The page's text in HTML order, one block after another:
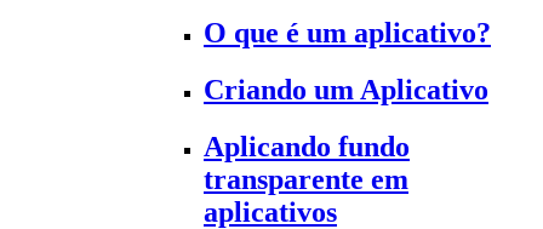
O que é um aplicativo?
Criando um Aplicativo
Aplicando fundo
transparente em
aplicativos